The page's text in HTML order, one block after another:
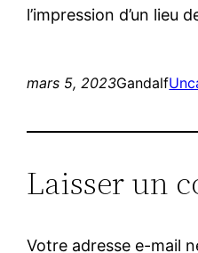
l’impression d’un lieu
mars 5, 2023Gandalf
Laisser un
Votre adresse e-mail